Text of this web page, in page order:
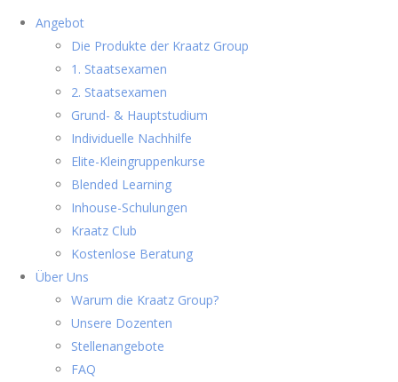
Angebot
Die Produkte der Kraatz Group
1. Staatsexamen
2. Staatsexamen
Grund- & Hauptstudium
Individuelle Nachhilfe
Elite-Kleingruppenkurse
Blended Learning
Inhouse-Schulungen
Kraatz Club
Kostenlose Beratung
Über Uns
Warum die Kraatz Group?
Unsere Dozenten
Stellenangebote
FAQ